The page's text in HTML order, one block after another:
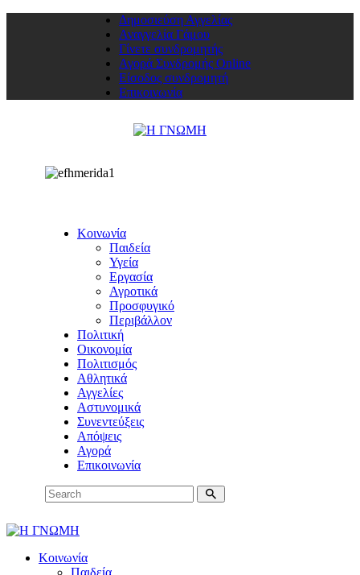
Δημοσιεύση Αγγελίας
Αναγγελία Γάμου
Γίνετε συνδρομητής
Αγορά Συνδρομής Online
Είσοδος συνδρομητή
Επικοινωνία
Κοινωνία
Παιδεία
Υγεία
Εργασία
Αγροτικά
Προσφυγικό
Περιβάλλον
Πολιτική
Οικονομία
Πολιτισμός
Αθλητικά
Αγγελίες
Αστυνομικά
Συνεντεύξεις
Απόψεις
Αγορά
Επικοινωνία
Κοινωνία
Παιδεία